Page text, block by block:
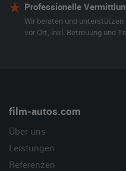
Professionelle
Wir beraten und
vor Ort, inkl. Betreuung und
film-autos.com
Über uns
Leistungen
Referenzen